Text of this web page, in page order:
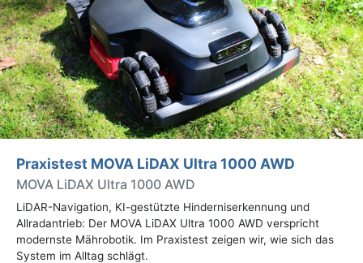
Praxistest MOVA LiDAX Ultra 1000 AWD
MOVA LiDAX Ultra 1000 AWD
LiDAR-Navigation, KI-gestützte Hinderniserkennung und
Allradantrieb: Der MOVA LiDAX Ultra 1000 AWD verspricht
modernste Mährobotik. Im Praxistest zeigen wir, wie sich das
System im Alltag schlägt.